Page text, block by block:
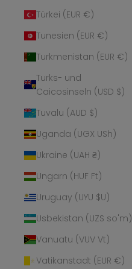
Türkei (EUR €)
Tunesien (EUR €)
Turkmenistan (EUR €)
Turks- und
Caicosinseln (USD $)
Tuvalu (AUD $)
Uganda (UGX USh)
Ukraine (UAH ₴)
Ungarn (HUF Ft)
Uruguay (UYU $U)
Usbekistan (UZS so'm)
Vanuatu (VUV Vt)
Vatikanstadt (EUR €)